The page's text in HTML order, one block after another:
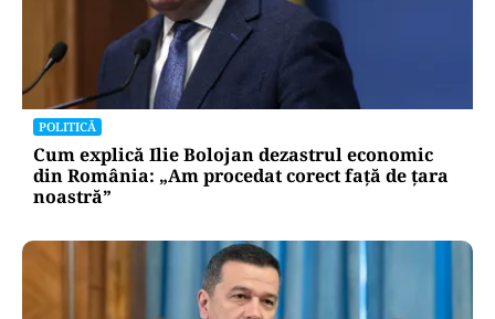
POLITICĂ
Cum explică Ilie Bolojan dezastrul economic
din România: „Am procedat corect față de țara
noastră”